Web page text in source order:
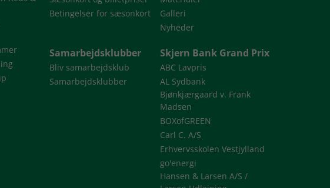
Betingelser for sæsonkort
Galleri
Nyheder
Samarbejdsklubber
Bliv samarbejdsklub
Samarbejdsklubber
Skjern Bank Grand Prix
ABC Lavpris
AL Sydbank
Bjønkjærgaard v. Frank
Madsen
BOXofGREEN
Carl C. A/S
Erhvervsskolen Vestjylland
go'energi
Hansen & Larsen A/S /